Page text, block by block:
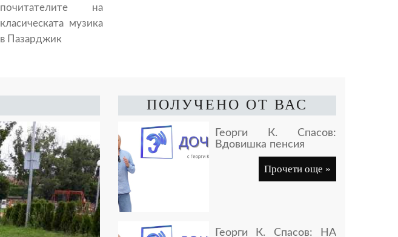
почитателите на
класическата музика
в Пазарджик
ПОЛУЧЕНО ОТ ВАС
Георги К. Спасов:
Вдовишка пенсия
Прочети още »
Георги К. Спасов: НА